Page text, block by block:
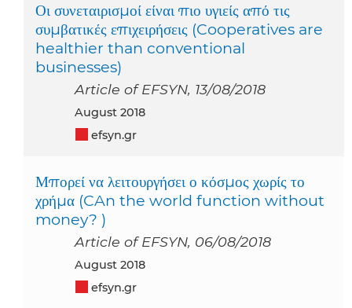
Οι συνεταιρισμοί είναι πιο υγιείς από τις
συμβατικές επιχειρήσεις (Cooperatives are
healthier than conventional
businesses)
Article of EFSYN, 13/08/2018
August 2018
efsyn.gr
Μπορεί να λειτουργήσει ο κόσμος χωρίς το
χρήμα (CAn the world function without
money? )
Article of EFSYN, 06/08/2018
August 2018
efsyn.gr